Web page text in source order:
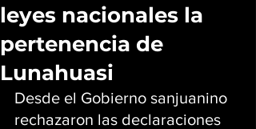
leyes nacionales la
pertenencia de
Lunahuasi
Desde el Gobierno sanjuanino
rechazaron las declaraciones